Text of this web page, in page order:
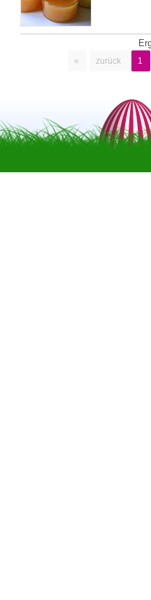
« zurück 1